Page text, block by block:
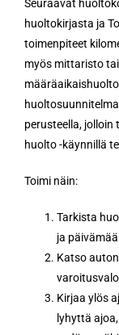
Seuraavat
huoltokirjasta ja
toimenpiteet
myös mittaristo
perusteella, jolloin
huolto -käynnillä
Toimi näin:
Tarkista
ja
Katso
Kirjaa ylös
lyhyttä